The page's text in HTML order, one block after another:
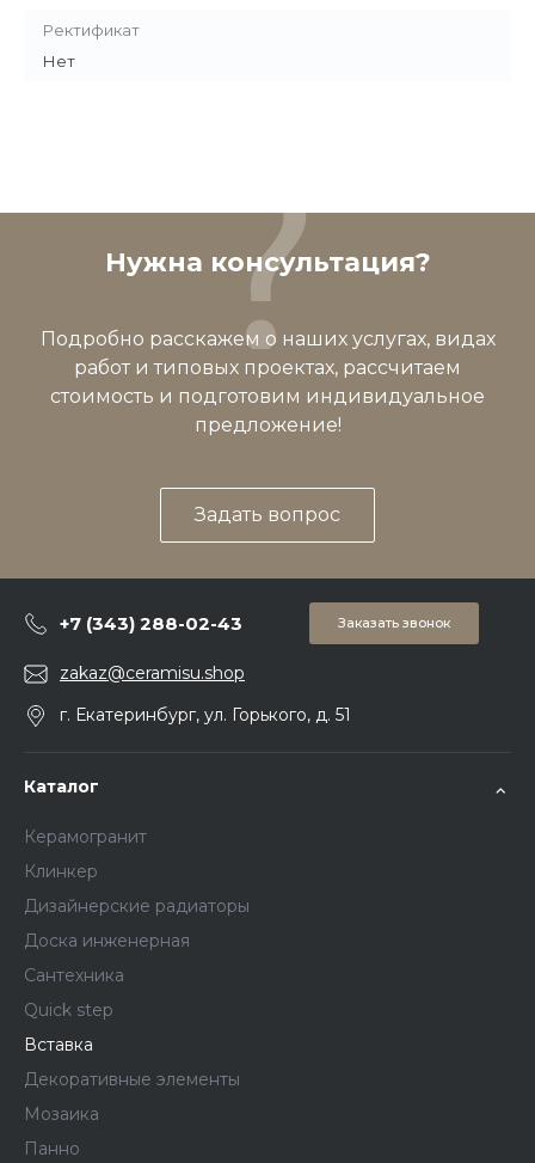
Ректификат
Нет
Нужна консультация?
Подробно расскажем о наших услугах, видах
работ и типовых проектах, рассчитаем
стоимость и подготовим индивидуальное
предложение!
Задать вопрос
+7 (343) 288-02-43 Заказать звонок
zakaz@ceramisu.shop
г. Екатеринбург, ул. Горького, д. 51
Каталог
Керамогранит
Клинкер
Дизайнерские радиаторы
Доска инженерная
Сантехника
Quick step
Вставка
Декоративные элементы
Мозаика
Панно